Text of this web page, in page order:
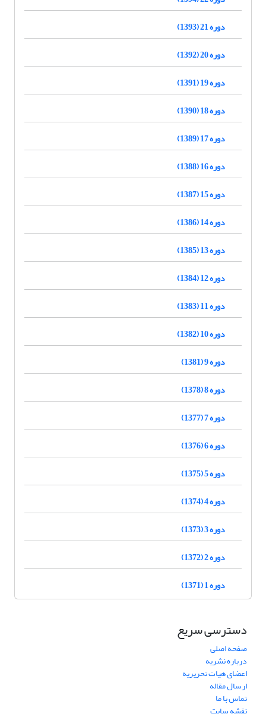
دوره 21 (1393)
دوره 20 (1392)
دوره 19 (1391)
دوره 18 (1390)
دوره 17 (1389)
دوره 16 (1388)
دوره 15 (1387)
دوره 14 (1386)
دوره 13 (1385)
دوره 12 (1384)
دوره 11 (1383)
دوره 10 (1382)
دوره 9 (1381)
دوره 8 (1378)
دوره 7 (1377)
دوره 6 (1376)
دوره 5 (1375)
دوره 4 (1374)
دوره 3 (1373)
دوره 2 (1372)
دوره 1 (1371)
دسترسی سریع
صفحه اصلی
درباره نشریه
اعضای هیات تحریریه
ارسال مقاله
تماس با ما
نقشه سایت